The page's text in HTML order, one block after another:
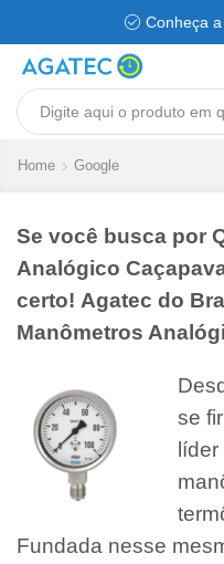
Conheça
Home Google
Se você busca por
Analógico
certo! Agatec do
Manômetros
se
líder
Fundada nesse